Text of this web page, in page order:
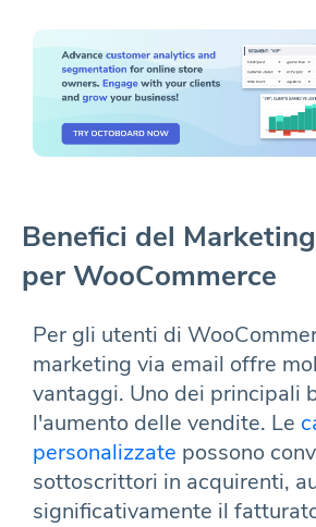
Benefici del
per WooCommerce
Per gli utenti di
marketing via email offre
vantaggi. Uno dei principali
l'aumento delle vendite. Le
personalizzate possono
sottoscrittori in acquirenti,
significativamente il